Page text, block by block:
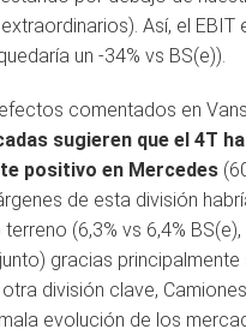
Así, el EBIT
un -34% vs BS(e)).
comentados en
sugieren que el 4T
positivo en Mercedes
de esta división
(6,3% vs 6,4% BS(e),
gracias principalmente
división clave,
evolución de los